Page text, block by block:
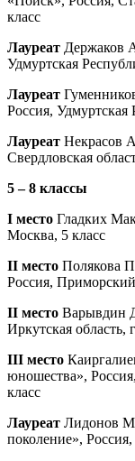
класс
Лауреат Держаков
Удмуртская
Лауреат
Россия, Удмуртская
Лауреат Некрасов
Свердловская
5 – 8 классы
I место Гладких
Москва, 5 класс
II место Полякова
Россия,
II место Варывдин
Иркутская область,
III место
юношества»,
класс
Лауреат Лидонов
поколение»,